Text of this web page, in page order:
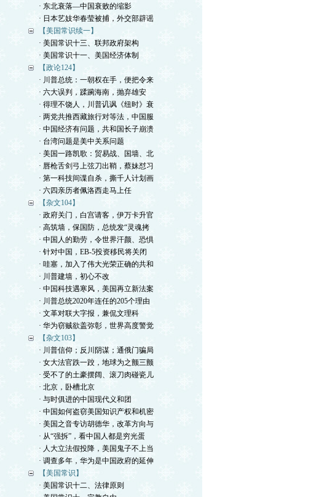
· 东北衰落—中国衰败的缩影
· 日本艺妓华春莹被捕，外交部辟谣
【美国常识续一】
· 美国常识十三、联邦政府架构
· 美国常识十一、美国经济体制
【政论124】
· 川普总统：一朝权在手，便把令来
· 六大误判，蹂躏海南，抛弃雄安
· 得理不饶人，川普讥讽《纽时》衰
· 两党共推西藏旅行对等法，中国服
· 中国经济有问题，共和国长子崩溃
· 台湾问题是美中关系问题
· 美国一路凯歌：贸易战、国墙、北
· 唇枪舌剑弓上弦刀出鞘，蔡妹怼习
· 第一科技间谍自杀，撕千人计划画
· 六四亲历者佩洛西走马上任
【杂文104】
· 政府关门，白宫请客，伊万卡升官
· 高筑墙，保国防，总统发“灵魂拷
· 中国人的勤劳，令世界汗颜、恐惧
· 针对中国，EB-5投资移民将关闭
· 哇塞，加入了伟大光荣正确的共和
· 川普建墙，初心不改
· 中国科技遇寒风，美国再立新法案
· 川普总统2020年连任的205个理由
· 文革对联大字报，兼侃文理科
· 华为窃贼欲盖弥彰，世界高度警觉
【杂文103】
· 川普信仰；反川阴谋；通俄门骗局
· 女大法官跌一跤，地球为之颤三颤
· 受不了的土豪摆阔、滚刀肉碰瓷儿
· 北京，卧槽北京
· 与时俱进的中国现代义和团
· 中国如何盗窃美国知识产权和机密
· 美国之音专访胡德华，改革方向与
· 从“强拆”，看中国人都是穷光蛋
· 人大立法假投降，美国鬼子不上当
· 调查多年，华为是中国政府的延伸
【美国常识】
· 美国常识十二、法律原则